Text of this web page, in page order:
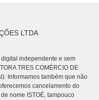
LTDA
digital independente e sem
TRES COMÉRCIO DE
Informamos também que não
cancelamento do
nome ISTOÉ, tampouco